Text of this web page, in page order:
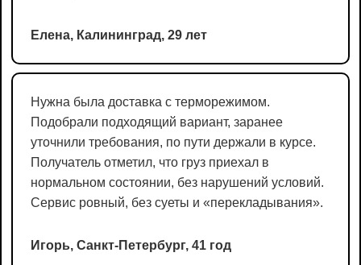
Елена, Калининград, 29 лет
Нужна была доставка с терморежимом.
Подобрали подходящий вариант, заранее
уточнили требования, по пути держали в курсе.
Получатель отметил, что груз приехал в
нормальном состоянии, без нарушений условий.
Сервис ровный, без суеты и «перекладывания».
Игорь, Санкт-Петербург, 41 год